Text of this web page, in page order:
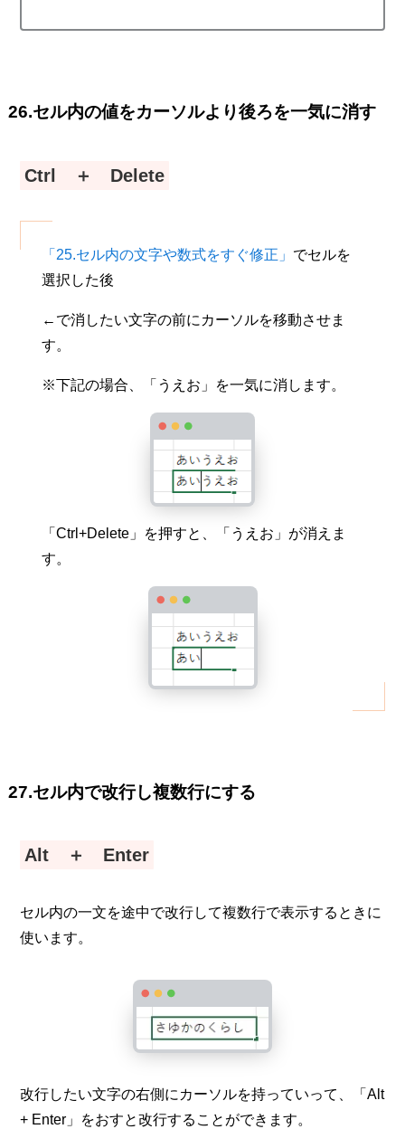
26.セル内の値をカーソルより後ろを一気に消す
Ctrl ＋ Delete
「25.セル内の文字や数式をすぐ修正」 でセルを
選択した後
←で消したい文字の前にカーソルを移動させま
す。
※下記の場合、「うえお」を一気に消します。
「Ctrl+Delete」を押すと、「うえお」が消えま
す。
27.セル内で改行し複数行にする
Alt ＋ Enter
セル内の一文を途中で改行して複数行で表示するときに
使います。
改行したい文字の右側にカーソルを持っていって、「Alt
+ Enter」をおすと改行することができます。